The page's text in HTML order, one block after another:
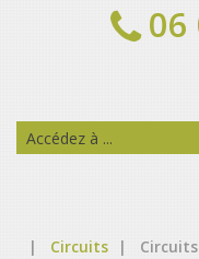
06
| Circuits |